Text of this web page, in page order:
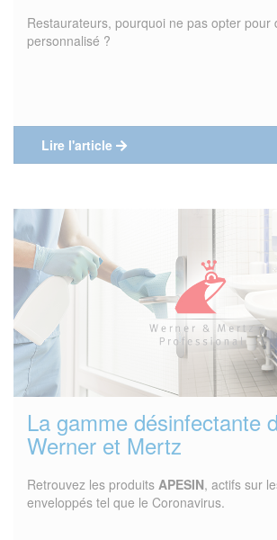
Restaurateurs, pourquoi ne pas opter pour
personnalisé ?
Lire l'article
La gamme désinfectante
Werner et Mertz
Retrouvez les produits APESIN, actifs sur
enveloppés tel que le Coronavirus.